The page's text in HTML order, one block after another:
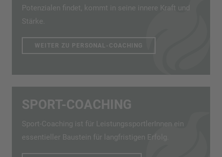
Potenzialen findet, kommt in seine innere Kraft und
Stärke.
WEITER ZU PERSONAL-COACHING
SPORT-COACHING
Sport-Coaching ist für LeistungssportlerInnen ein
essentieller Baustein für langfristigen Erfolg.